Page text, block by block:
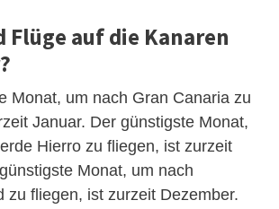
Flüge auf die Kanaren
Monat, um nach Gran Canaria zu
Januar. Der günstigste Monat,
Hierro zu fliegen, ist zurzeit
Monat, um nach
zu fliegen, ist zurzeit Dezember.